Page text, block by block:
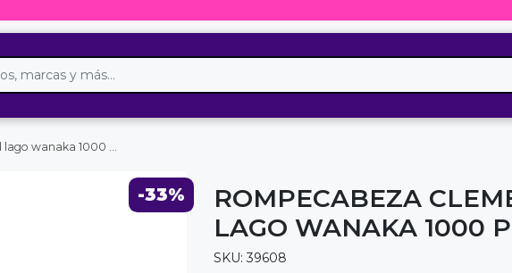
wanaka 1000 pzas
-33%
ROMPECABEZA
LAGO WANAKA 1000
SKU: 39608